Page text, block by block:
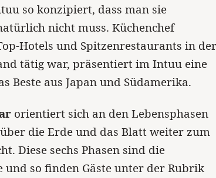
so konzipiert, dass man sie
nicht muss. Küchenchef
Hotels und Spitzenrestaurants in der
tätig war, präsentiert im Intuu eine
Beste aus Japan und Südamerika.
orientiert sich an den Lebensphasen
die Erde und das Blatt weiter zum
Diese sechs Phasen sind die
so finden Gäste unter der Rubrik